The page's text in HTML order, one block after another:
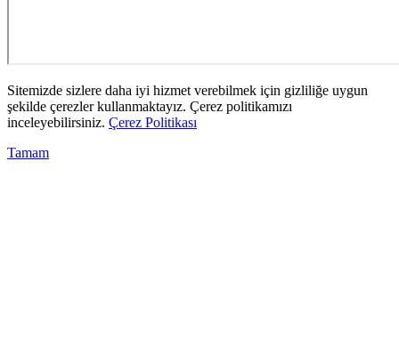
Sitemizde sizlere daha iyi hizmet verebilmek için gizliliğe uygun
şekilde çerezler kullanmaktayız. Çerez politikamızı
inceleyebilirsiniz. Çerez Politikası
Tamam